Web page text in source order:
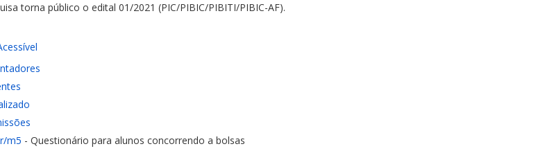
torna público o edital 01/2021 (PIC/PIBIC/PIBITI/PIBIC-AF).
m5 - Questionário para alunos concorrendo a bolsas